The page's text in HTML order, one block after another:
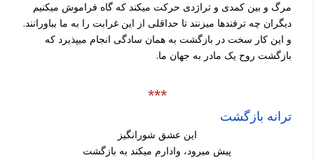
مرگ و بین کمدی و تراژدی حرکت می­کند که گاه فراموش می­کنیم
دیگران چه ترفندها می­زنند تا حداقلی از این غرابت را به ما بباورانند.
و این کار سخت در بازگشت به همان سادگی انجام می­پذیرد که
بازگشت روح یک مادر به جهان ما.
***
ترانه بازگشت
این عشق شورانگیز
پیش می­رود، وادارم می­کند به بازگشت